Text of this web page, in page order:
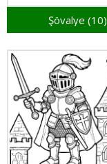
Şövalye (10)